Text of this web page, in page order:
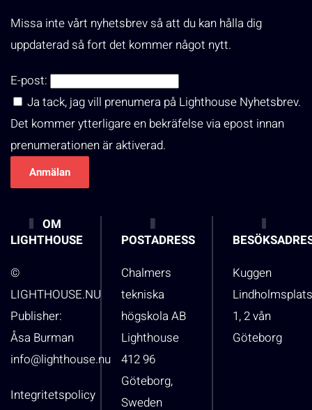
Missa inte vårt nyhetsbrev så att du kan hålla dig
uppdaterad så fort det kommer något nytt.
E-post:
Ja tack, jag vill prenumera på Lighthouse Nyhetsbrev.
Det kommer ytterligare en bekräfelse via epost innan
prenumerationen är aktiverad.
OM
LIGHTHOUSE
©
LIGHTHOUSE.NU
Publisher:
Åsa Burman
info@lighthouse.nu
Integritetspolicy
POSTADRESS
Chalmers
tekniska
högskola AB
Lighthouse
412 96
Göteborg,
Sweden
Kuggen
1, 2 vån
Göteborg